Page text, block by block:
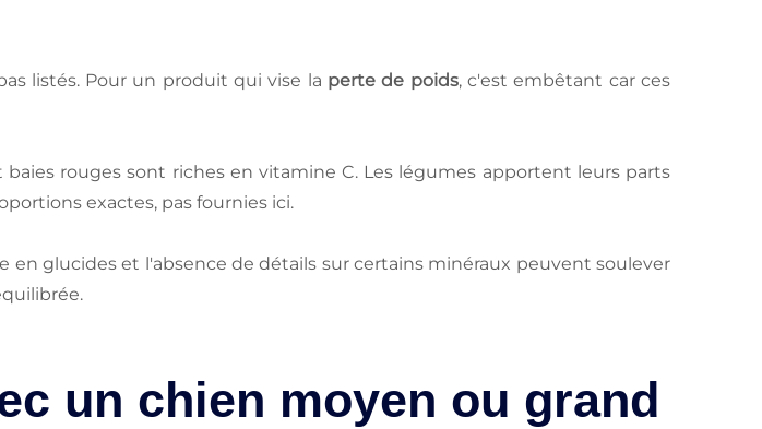
listés. Pour un produit qui vise la perte de poids, c'est embêtant car ces
rouges sont riches en vitamine C. Les légumes apportent leurs parts
exactes, pas fournies ici.
glucides et l'absence de détails sur certains minéraux peuvent soulever
un chien moyen ou grand